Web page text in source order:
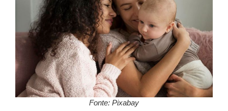
Fonte: Pixabay